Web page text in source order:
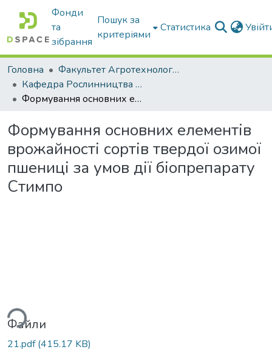
Фонди
та
зібрання
Пошук за
критеріями
Статистика
Головна
Факультет Агротехнологій та екології
Кафедра Рослинництва та садівництва ім. професора В.В. Калитки
Формування основних елементів врожайності сортів твердої озимої пшениці за умов дії біопрепарату Стимпо
Формування основних елементів
врожайності сортів твердої озимої
пшениці за умов дії біопрепарату
Стимпо
Файли
21.pdf(415.17 KB)